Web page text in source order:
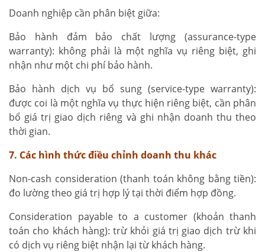
Doanh nghiệp cần phân biệt giữa:
Bảo hành đảm bảo chất lượng (assurance-type
warranty): không phải là một nghĩa vụ riêng biệt, ghi
nhận như một chi phí bảo hành.
Bảo hành dịch vụ bổ sung (service-type warranty):
được coi là một nghĩa vụ thực hiện riêng biệt, cần phân
bổ giá trị giao dịch riêng và ghi nhận doanh thu theo
thời gian.
7. Các hình thức điều chỉnh doanh thu khác
Non-cash consideration (thanh toán không bằng tiền):
đo lường theo giá trị hợp lý tại thời điểm hợp đồng.
Consideration payable to a customer (khoản thanh
toán cho khách hàng): trừ khỏi giá trị giao dịch trừ khi
có dịch vụ riêng biệt nhận lại từ khách hàng.